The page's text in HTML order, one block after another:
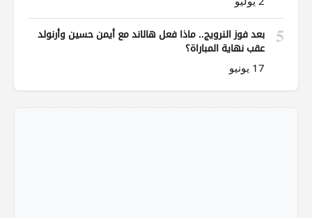
5
بعد فوز النرويج.. ماذا فعل هالاند مع أيمن حسين وأرنولد
عقب نهاية المباراة؟
17 يونيو